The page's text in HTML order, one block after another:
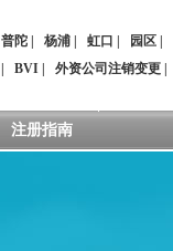
普陀 杨浦 虹口 园区
BVI 外资公司注销变更
注册指南